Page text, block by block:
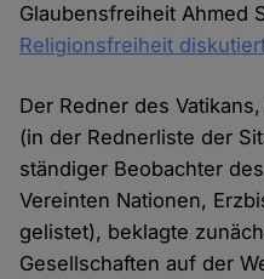
Glaubensfreiheit Ahmed
Religionsfreiheit
Der Redner des
(in der Rednerliste der
ständiger Beobachter
Vereinten Nationen,
gelistet), beklagte
Gesellschaften auf der